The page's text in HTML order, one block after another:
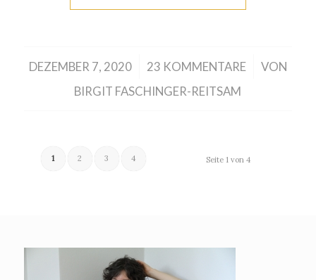
DEZEMBER 7, 2020
/ 23 KOMMENTARE
/
VON
BIRGIT FASCHINGER-REITSAM
Seite 1 von 4
1 2 3 4